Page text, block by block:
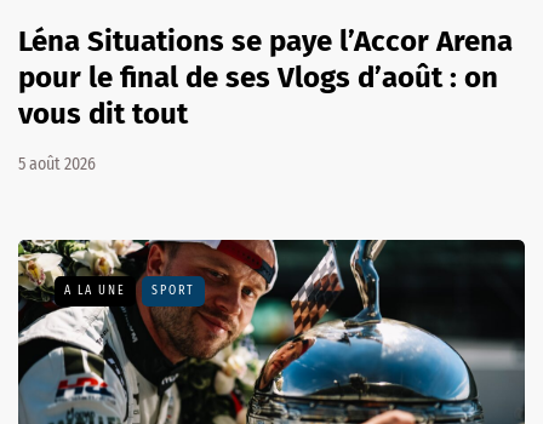
Léna Situations se paye l’Accor Arena
pour le final de ses Vlogs d’août : on
vous dit tout
5 août 2026
A LA UNE SPORT